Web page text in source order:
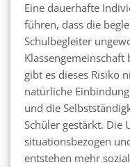
Eine dauerhafte
führen, dass die
Schulbegleiter
gibt es dieses Risiko
natürliche
und die
Schüler gestärkt. Die
situationsbezogen
entstehen mehr